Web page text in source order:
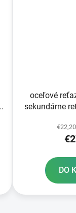
oceľové
sekundárne
DO